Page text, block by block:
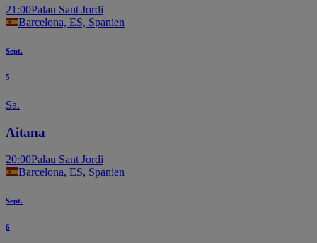
21:00Palau Sant Jordi
Barcelona, ES, Spanien
Sept.
5
Sa.
Aitana
20:00Palau Sant Jordi
Barcelona, ES, Spanien
Sept.
6